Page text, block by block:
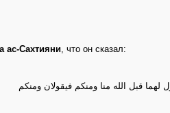
ас-Сахтияни , что он сказал:
قبل الله منا ومنكم فيقولان ومنكم